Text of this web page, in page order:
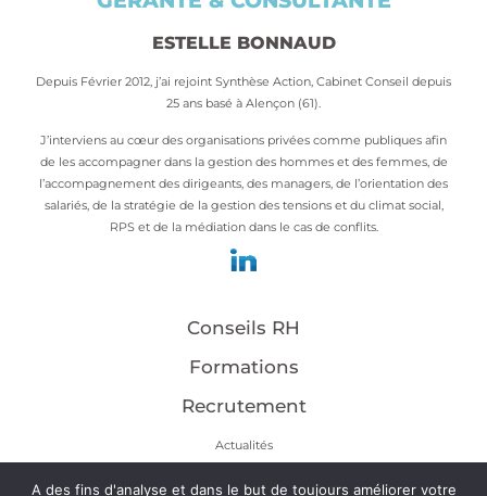
ESTELLE BONNAUD
Depuis Février 2012, j’ai rejoint Synthèse Action, Cabinet Conseil depuis
25 ans basé à Alençon (61).
J’interviens au cœur des organisations privées comme publiques afin
de les accompagner dans la gestion des hommes et des femmes, de
l’accompagnement des dirigeants, des managers, de l’orientation des
salariés, de la stratégie de la gestion des tensions et du climat social,
RPS et de la médiation dans le cas de conflits.
Conseils RH
Formations
Recrutement
Actualités
Contact
A des fins d'analyse et dans le but de toujours améliorer votre